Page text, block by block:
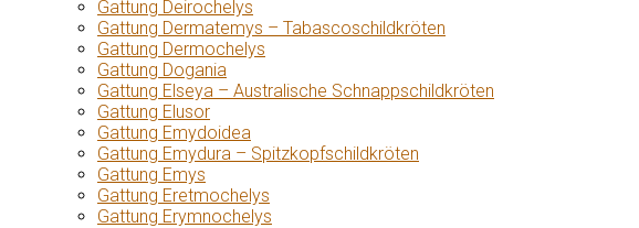
Gattung Deirochelys
Gattung Dermatemys – Tabascoschildkröten
Gattung Dermochelys
Gattung Dogania
Gattung Elseya – Australische Schnappschildkröten
Gattung Elusor
Gattung Emydoidea
Gattung Emydura – Spitzkopfschildkröten
Gattung Emys
Gattung Eretmochelys
Gattung Erymnochelys